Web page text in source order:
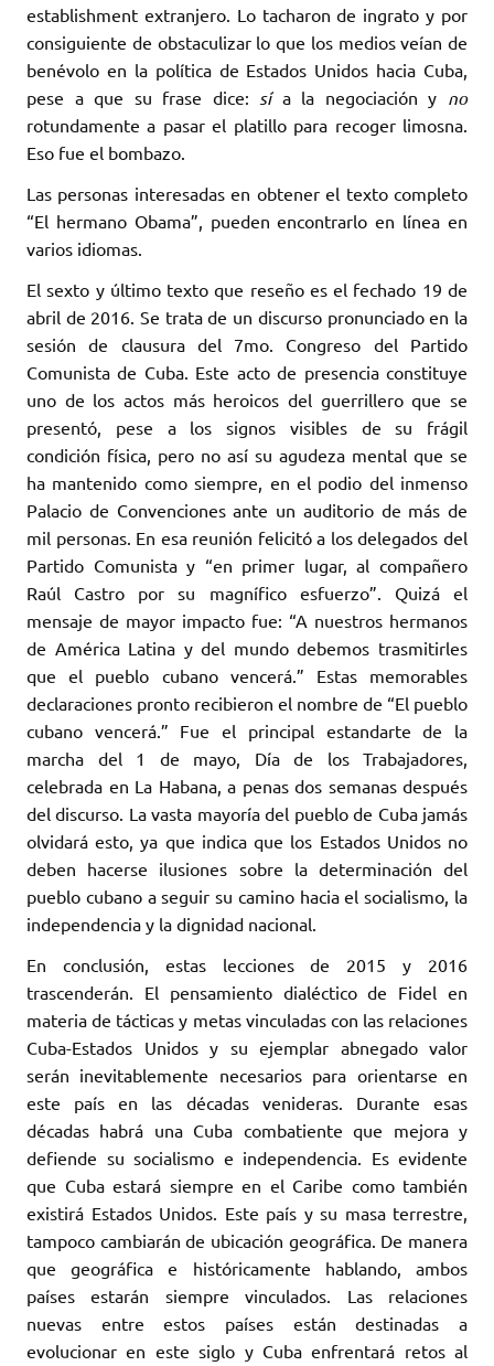
establishment extranjero. Lo tacharon de ingrato y por
consiguiente de obstaculizar lo que los medios veían de
benévolo en la política de Estados Unidos hacia Cuba,
pese a que su frase dice: sía la negociación y no
rotundamente a pasar el platillo para recoger limosna.
Eso fue el bombazo.
Las personas interesadas en obtener el texto completo
“El hermano Obama”, pueden encontrarlo en línea en
varios idiomas.
El sexto y último texto que reseño es el fechado 19 de
abril de 2016. Se trata de un discurso pronunciado en la
sesión de clausura del 7mo. Congreso del Partido
Comunista de Cuba. Este acto de presencia constituye
uno de los actos más heroicos del guerrillero que se
presentó, pese a los signos visibles de su frágil
condición física, pero no así su agudeza mental que se
ha mantenido como siempre, en el podio del inmenso
Palacio de Convenciones ante un auditorio de más de
mil personas. En esa reunión felicitó a los delegados del
Partido Comunista y “en primer lugar, al compañero
Raúl Castro por su magnífico esfuerzo”. Quizá el
mensaje de mayor impacto fue: “A nuestros hermanos
de América Latina y del mundo debemos trasmitirles
que el pueblo cubano vencerá.” Estas memorables
declaraciones pronto recibieron el nombre de “El pueblo
cubano vencerá.” Fue el principal estandarte de la
marcha del 1 de mayo, Día de los Trabajadores,
celebrada en La Habana, a penas dos semanas después
del discurso. La vasta mayoría del pueblo de Cuba jamás
olvidará esto, ya que indica que los Estados Unidos no
deben hacerse ilusiones sobre la determinación del
pueblo cubano a seguir su camino hacia el socialismo, la
independencia y la dignidad nacional.
En conclusión, estas lecciones de 2015 y 2016
trascenderán. El pensamiento dialéctico de Fidel en
materia de tácticas y metas vinculadas con las relaciones
Cuba-Estados Unidos y su ejemplar abnegado valor
serán inevitablemente necesarios para orientarse en
este país en las décadas venideras. Durante esas
décadas habrá una Cuba combatiente que mejora y
defiende su socialismo e independencia. Es evidente
que Cuba estará siempre en el Caribe como también
existirá Estados Unidos. Este país y su masa terrestre,
tampoco cambiarán de ubicación geográfica. De manera
que geográfica e históricamente hablando, ambos
países estarán siempre vinculados. Las relaciones
nuevas entre estos países están destinadas a
evolucionar en este siglo y Cuba enfrentará retos al